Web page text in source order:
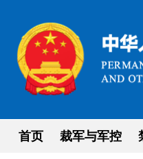
首页 裁军与军控